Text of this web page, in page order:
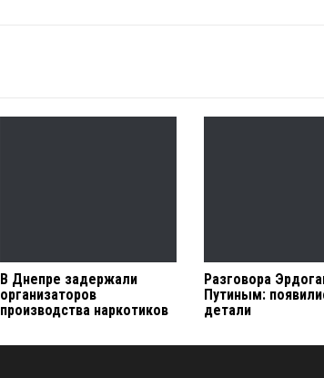
В Днепре задержали
организаторов
производства наркотиков
Разговора
Путиным:
детали